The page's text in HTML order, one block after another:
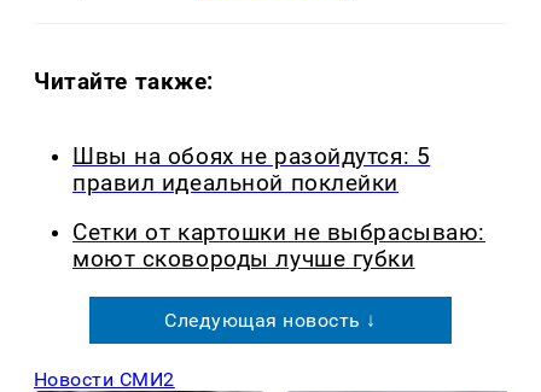
Читайте также:
Швы на обоях не разойдутся: 5
правил идеальной поклейки
Сетки от картошки не выбрасываю:
моют сковороды лучше губки
Следующая новость ↓
Новости СМИ2